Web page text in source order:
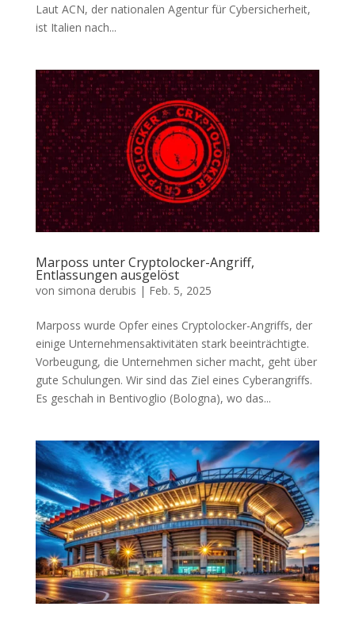
Laut ACN, der nationalen Agentur für Cybersicherheit,
ist Italien nach...
Marposs unter Cryptolocker-Angriff,
Entlassungen ausgelöst
von simona derubis | Feb. 5, 2025
Marposs wurde Opfer eines Cryptolocker-Angriffs, der
einige Unternehmensaktivitäten stark beeinträchtigte.
Vorbeugung, die Unternehmen sicher macht, geht über
gute Schulungen. Wir sind das Ziel eines Cyberangriffs.
Es geschah in Bentivoglio (Bologna), wo das...